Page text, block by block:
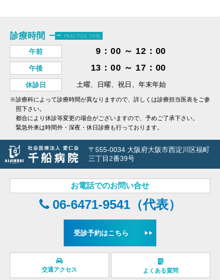
診療時間 PRACTICE TIME
午前 9：00 ～ 12：00
午後 13：00 ～ 17：00
休診日 土曜、日曜、祝日、年末年始
※診療科によって診療時間が異なりますので、詳しくは診療担当医表をご参
照下さい。
都合により休診等変更の場合がございますので、予めご了承下さい。
緊急外来は時間外・深夜・休日診療も行っております。
〒555-0034 大阪府大阪市西淀川区福町
三丁目2番39号
お電話でのお問い合せ
06-6471-9541（代表）
受診予約はこちら
交通アクセス よくある質問